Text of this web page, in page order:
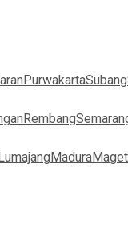
PurwakartaSubang
Rembang
Madura